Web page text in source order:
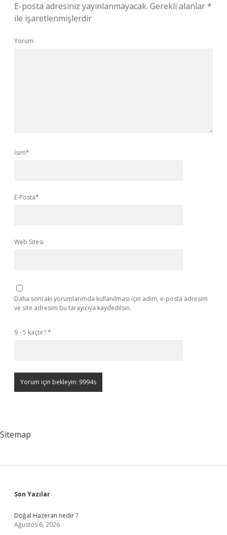
E-posta adresiniz yayınlanmayacak. Gerekli alanlar*
ile işaretlenmişlerdir
Yorum
İsim*
E-Posta*
Web Sitesi
Daha sonraki yorumlarımda kullanılması için adım, e-posta adresim
ve site adresim bu tarayıcıya kaydedilsin.
9 - 5 kaçtır?*
Sitemap
Sidebar
Son Yazılar
Doğal Hazeran nedir ?
Ağustos 6, 2026